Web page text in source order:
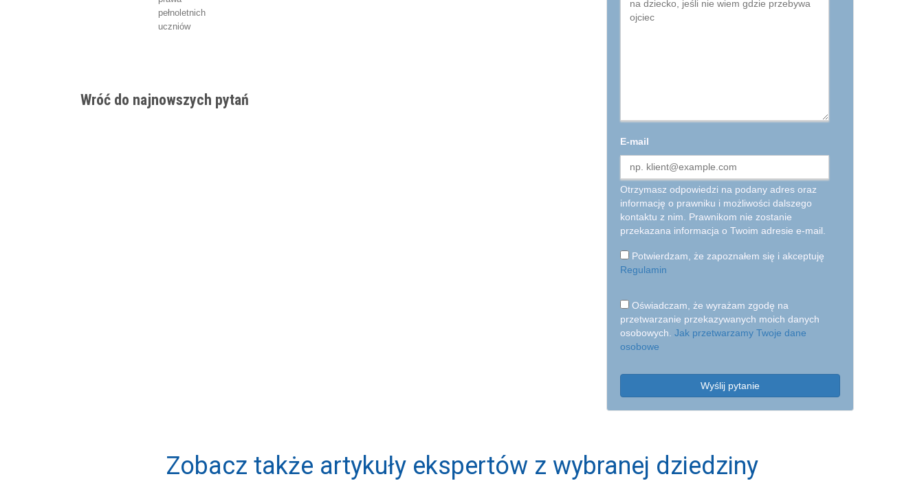
E-mail
Otrzymasz odpowiedzi na podany adres oraz
informację o prawniku i możliwości dalszego
kontaktu z nim. Prawnikom nie zostanie
przekazana informacja o Twoim adresie e-mail.
Potwierdzam, że zapoznałem się i akceptuję
Regulamin
Oświadczam, że wyrażam zgodę na
przetwarzanie przekazywanych moich danych
osobowych. Jak przetwarzamy Twoje dane
osobowe
Wyślij pytanie
pełnoletnich
uczniów
Wróć do najnowszych pytań
Zobacz także artykuły ekspertów z wybranej dziedziny